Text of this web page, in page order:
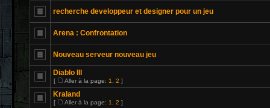
recherche developpeur et designer pour un jeu
Arena : Confrontation
Nouveau serveur nouveau jeu
Diablo III
[ Aller à la page: 1 2 ]
Kraland
[ Aller à la page: 1 2 ]